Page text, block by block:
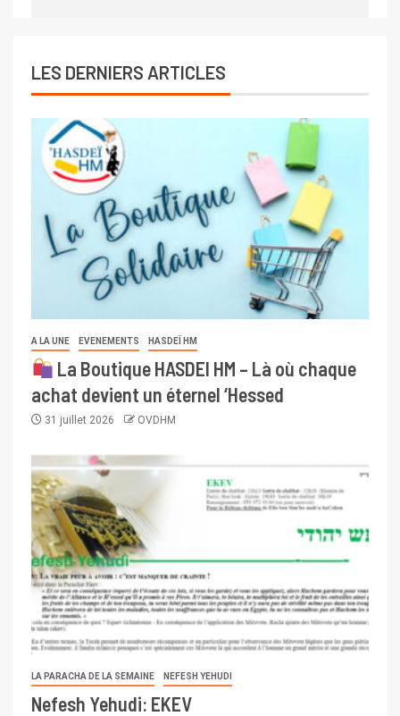
LES DERNIERS ARTICLES
A LA UNE EVENEMENTS HASDEÏ HM
La Boutique HASDEI HM – Là où chaque
achat devient un éternel ‘Hessed
31 juillet 2026 OVDHM
LA PARACHA DE LA SEMAINE NEFESH YEHUDI
Nefesh Yehudi: EKEV